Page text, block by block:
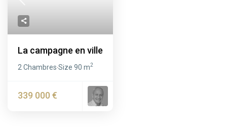
La campagne en ville
2 Chambres·Size90 m2
339 000 €